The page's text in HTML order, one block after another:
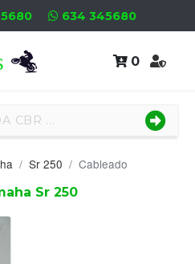
634 345680
0
Sr 250 Cableado
Sr 250